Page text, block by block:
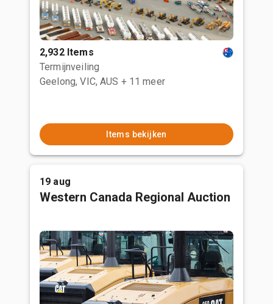
2,932 Items
Termijnveiling
Geelong, VIC, AUS + 11 meer
Items bekijken
19 aug
Western Canada Regional Auction